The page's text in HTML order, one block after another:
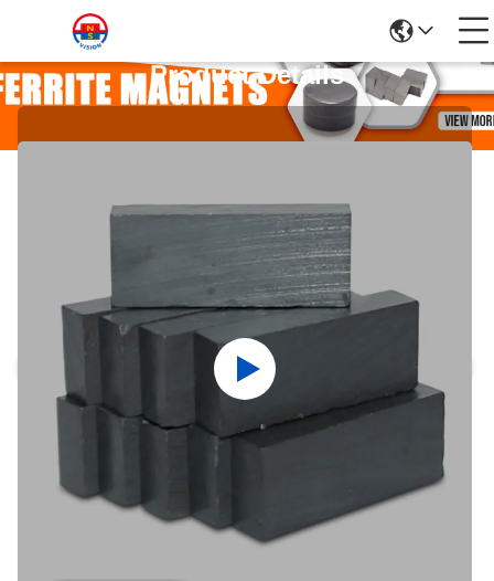
Product Details